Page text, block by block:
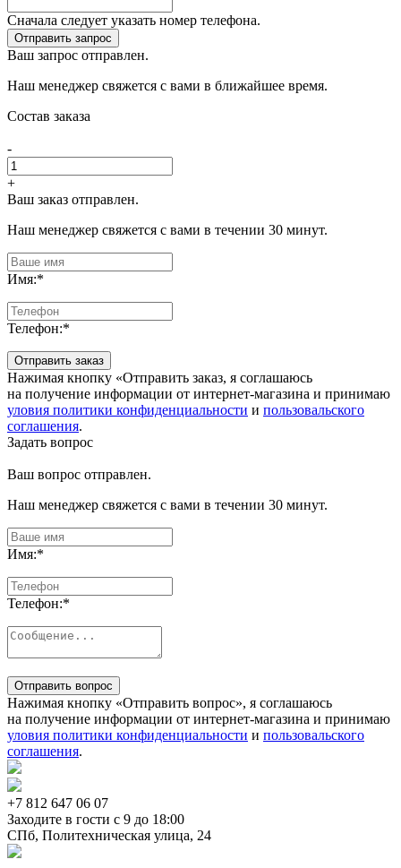
Сначала следует указать номер телефона.
Отправить запрос
Ваш запрос отправлен.
Наш менеджер свяжется с вами в ближайшее время.
Состав заказа
-
+
Ваш заказ отправлен.
Наш менеджер свяжется с вами в течении 30 минут.
Имя:*
Телефон:*
Отправить заказ
Нажимая кнопку «Отправить заказ, я соглашаюсь
на получение информации от интернет-магазина и принимаю
уловия политики конфиденциальности и пользовальского
соглашения.
Задать вопрос
Ваш вопрос отправлен.
Наш менеджер свяжется с вами в течении 30 минут.
Имя:*
Телефон:*
Отправить вопрос
Нажимая кнопку «Отправить вопрос», я соглашаюсь
на получение информации от интернет-магазина и принимаю
уловия политики конфиденциальности и пользовальского
соглашения.
+7 812 647 06 07
Заходите в гости c 9 до 18:00
СПб, Политехническая улица, 24